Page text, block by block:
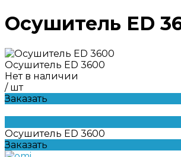
Осушитель ED
Осушитель ED 3600
Нет в наличии
/ шт
Заказать
Осушитель ED 3600
Заказать